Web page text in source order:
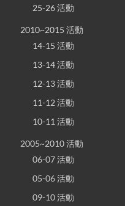
25-26 活動
2010~2015 活動
14-15 活動
13-14 活動
12-13 活動
11-12 活動
10-11 活動
2005~2010 活動
06-07 活動
05-06 活動
09-10 活動